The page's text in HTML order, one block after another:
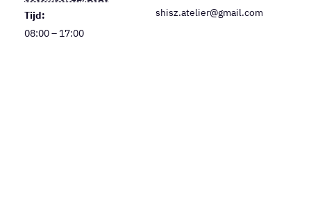
Tijd:
08:00 – 17:00
shisz.atelier@gmail.com